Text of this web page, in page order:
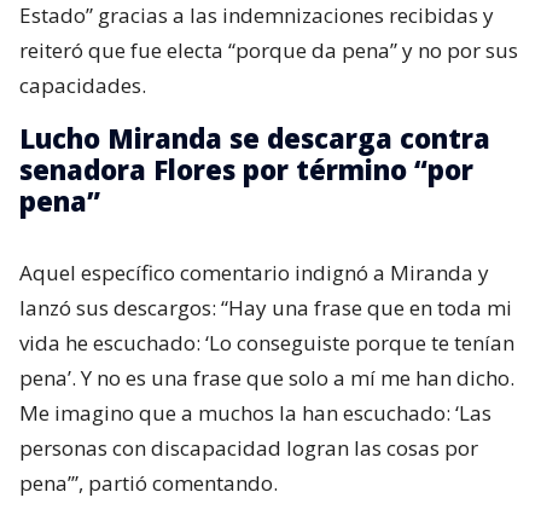
Estado” gracias a las indemnizaciones recibidas y
reiteró que fue electa “porque da pena” y no por sus
capacidades.
Lucho Miranda se descarga contra
senadora Flores por término “por
pena”
Aquel específico comentario indignó a Miranda y
lanzó sus descargos: “Hay una frase que en toda mi
vida he escuchado: ‘Lo conseguiste porque te tenían
pena’. Y no es una frase que solo a mí me han dicho.
Me imagino que a muchos la han escuchado: ‘Las
personas con discapacidad logran las cosas por
pena’”, partió comentando.